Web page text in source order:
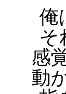
俺
そ
感
動